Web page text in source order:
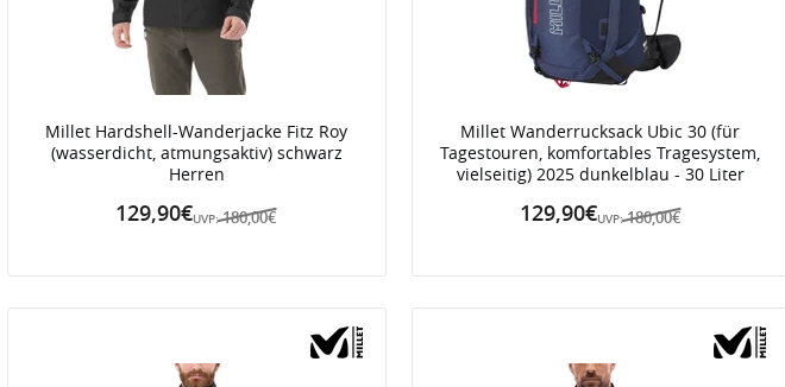
Millet Hardshell-Wanderjacke Fitz Roy
(wasserdicht, atmungsaktiv) schwarz
Herren
UVP: 180,00€
129,90€
Millet Wanderrucksack Ubic 30 (für
Tagestouren, komfortables Tragesystem,
vielseitig) 2025 dunkelblau - 30 Liter
UVP: 180,00€
129,90€